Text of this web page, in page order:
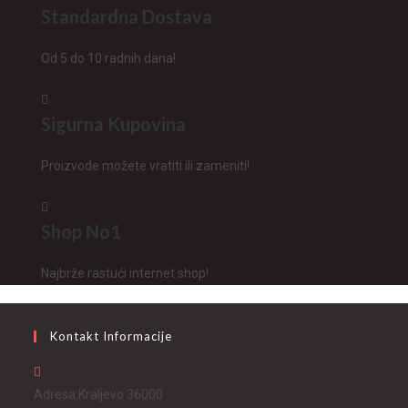
Od 5 do 10 radnih dana!
Proizvode možete vratiti ili zameniti!
Najbrže rastući internet shop!
Kontakt Informacije
Adresa:Kraljevo 36000